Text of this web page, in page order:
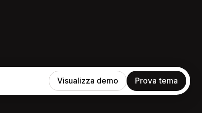
Visualizza demo Prova tema